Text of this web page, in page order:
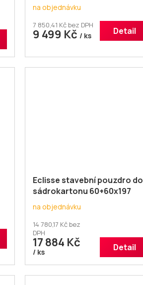
jednokřídlé
na objednávku
7 850,41 Kč bez DPH
9 499 Kč / ks Detail
Eclisse stavební pouzdro do
sádrokartonu 60+60x197
dvoukřídlé
na objednávku
14 780,17 Kč bez
DPH
17 884 Kč
/ ks Detail